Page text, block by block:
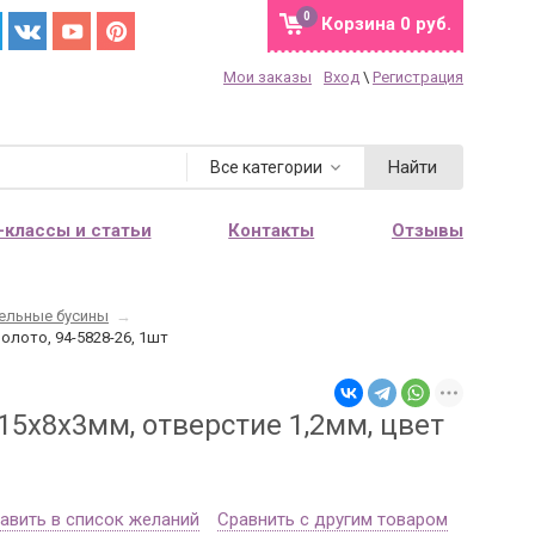
Корзина 0 руб.
0
Мои заказы Вход \ Регистрация
Все категории Найти
и статьи Контакты Отзывы
бусины
→
94-5828-26, 1шт
отверстие 1,2мм, цвет
в список желаний Сравнить с другим товаром